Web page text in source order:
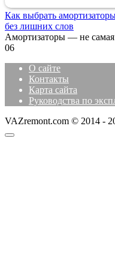
Как выбрать
без лишних слов
Амортизаторы — не
06
О сайте
Контакты
Карта сайта
Руководства по
VAZremont.com © 2014 -